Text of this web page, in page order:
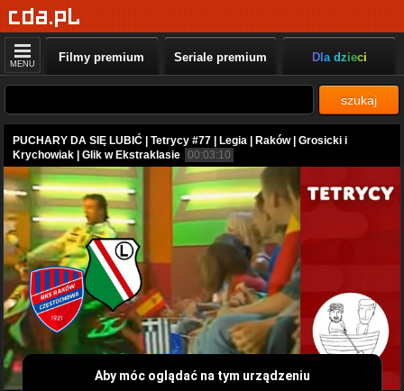
MENU Filmy premium Seriale premium Dla dzieci
szukaj
PUCHARY DA SIĘ LUBIĆ | Tetrycy #77 | Legia | Raków | Grosicki i
Krychowiak | Glik w Ekstraklasie 00:03:10
Aby móc oglądać na tym urządzeniu